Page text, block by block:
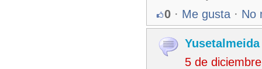
0 · Me gusta · No
Yusetalmeida
5 de